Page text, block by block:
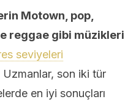
Motown, pop,
reggae gibi müzikleri
seviyeleri
son iki tür
en iyi sonuçları